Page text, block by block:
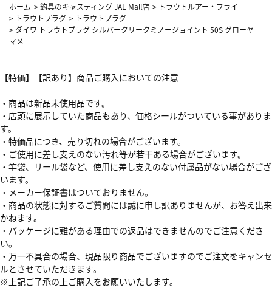
ホーム >釣具のキャスティング JAL Mall店 > トラウトルアー・フライ
> トラウトプラグ > トラウトプラグ
> ダイワ トラウトプラグ シルバークリークミノージョイント 50S グローヤ
マメ
【特価】【訳あり】商品ご購入においての注意
・商品は新品未使用品です。
・店頭に展示していた商品もあり、価格シールがついている事がありま
す。
・特価品につき、売り切れの場合がございます。
・ご使用に差し支えのない汚れ等が若干ある場合がございます。
・竿袋、リール袋など、使用に差し支えのない付属品がない場合がござ
います。
・メーカー保証書はついておりません。
・商品の状態に対するご質問には誠に申し訳ありませんが、お答え出来
かねます。
・パッケージに難がある理由での返品はできませんのでご注意くださ
い。
・万一不具合の場合、現品限り商品でございますのでご注文をキャンセ
ルとさせていただきます。
※上記ご了承の上ご購入をお願いいたします。